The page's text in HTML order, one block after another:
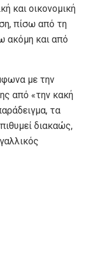
και οικονομική
πίσω από τη
ακόμη και από
με την
από «την κακή
τα
διακαώς,